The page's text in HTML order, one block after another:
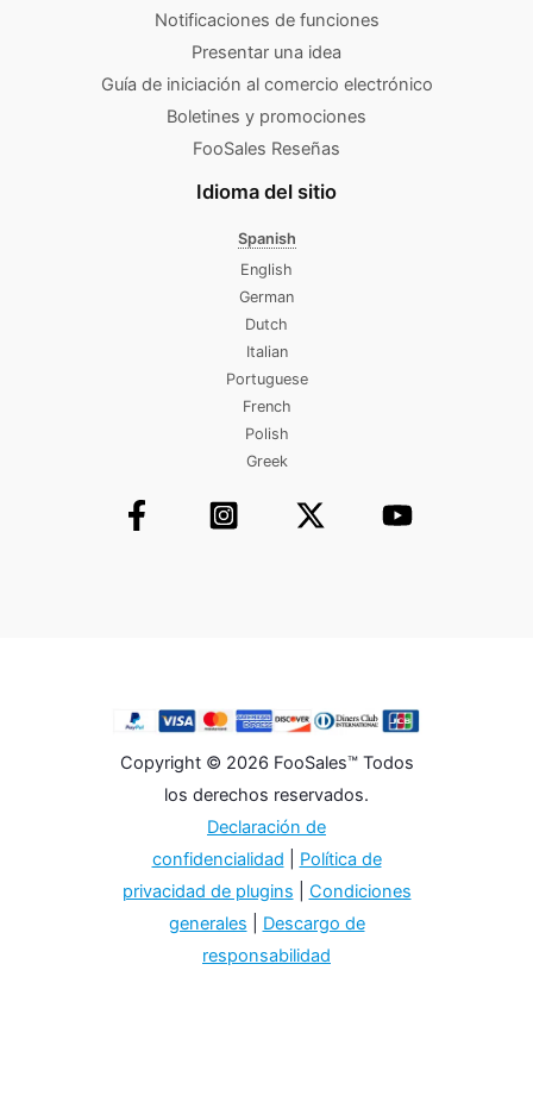
Notificaciones de funciones
Presentar una idea
Guía de iniciación al comercio electrónico
Boletines y promociones
FooSales Reseñas
Idioma del sitio
Spanish
English
German
Dutch
Italian
Portuguese
French
Polish
Greek
Copyright © 2026 FooSales™ Todos
los derechos reservados.
Declaración de
confidencialidad
Política de
privacidad de plugins
Condiciones
generales
Descargo de
responsabilidad